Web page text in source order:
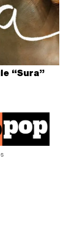
“Sura”